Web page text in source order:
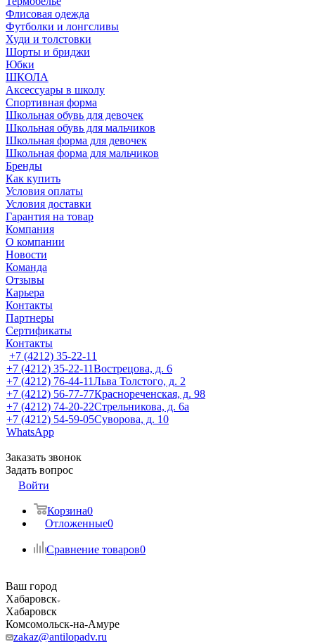
Флисовая одежда
Футболки и лонгсливы
Худи и толстовки
Шорты и бриджи
Юбки
ШКОЛА
Аксессуары в школу
Спортивная форма
Школьная обувь для девочек
Школьная обувь для мальчиков
Школьная форма для девочек
Школьная форма для мальчиков
Бренды
Как купить
Условия оплаты
Условия доставки
Гарантия на товар
Компания
О компании
Новости
Команда
Отзывы
Карьера
Контакты
Партнеры
Сертификаты
Контакты
+7 (4212) 35-22-11
+7 (4212) 35-22-11Вострецова, д. 6
+7 (4212) 76-44-11Льва Толстого, д. 2
+7 (4212) 56-77-77Краснореченская, д. 98
+7 (4212) 74-20-22Стрельникова, д. 6а
+7 (4212) 54-59-05Суворова, д. 10
WhatsApp
Заказать звонок
Задать вопрос
Войти
Корзина0
Отложенные0
Сравнение товаров0
Ваш город
Хабаровск
Хабаровск
Комсомольск-на-Амуре
zakaz@antilopadv.ru